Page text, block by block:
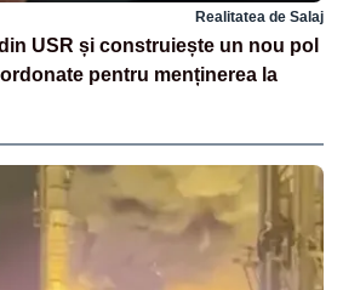
Realitatea de Salaj
USR și construiește un nou pol
pentru menținerea la